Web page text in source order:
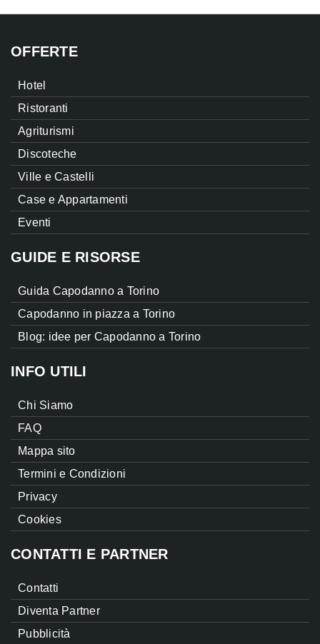
OFFERTE
Hotel
Ristoranti
Agriturismi
Discoteche
Ville e Castelli
Case e Appartamenti
Eventi
GUIDE E RISORSE
Guida Capodanno a Torino
Capodanno in piazza a Torino
Blog: idee per Capodanno a Torino
INFO UTILI
Chi Siamo
FAQ
Mappa sito
Termini e Condizioni
Privacy
Cookies
CONTATTI E PARTNER
Contatti
Diventa Partner
Pubblicità